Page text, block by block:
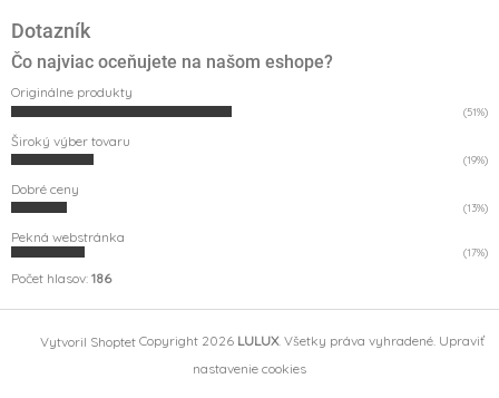
Dotazník
Čo najviac oceňujete na našom eshope?
Originálne produkty
(51%)
Široký výber tovaru
(19%)
Dobré ceny
(13%)
Pekná webstránka
(17%)
Počet hlasov: 186
Vytvoril Shoptet Copyright 2026 LULUX . Všetky práva vyhradené. Upraviť
nastavenie cookies